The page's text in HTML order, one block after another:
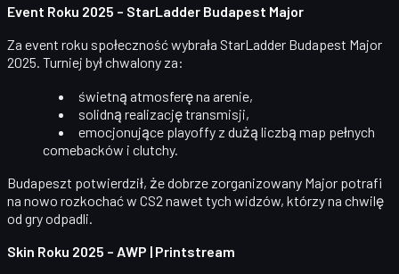
Event Roku 2025 – StarLadder Budapest Major
Za event roku społeczność wybrała StarLadder Budapest Major
2025. Turniej był chwalony za:
świetną atmosferę na arenie,
solidną realizację transmisji,
emocjonujące playoffy z dużą liczbą map pełnych
comebacków i clutchy.
Budapeszt potwierdził, że dobrze zorganizowany Major potrafi
na nowo rozkochać w CS2 nawet tych widzów, którzy na chwilę
od gry odpadli.
Skin Roku 2025 – AWP | Printstream